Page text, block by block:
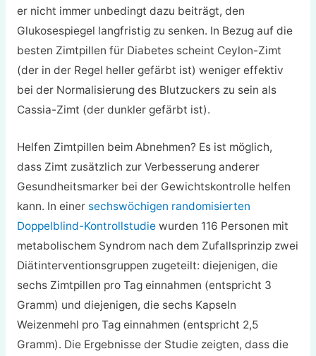
er nicht immer unbedingt dazu beiträgt, den
Glukosespiegel langfristig zu senken. In Bezug auf die
besten Zimtpillen für Diabetes scheint Ceylon-Zimt
(der in der Regel heller gefärbt ist) weniger effektiv
bei der Normalisierung des Blutzuckers zu sein als
Cassia-Zimt (der dunkler gefärbt ist).
Helfen Zimtpillen beim Abnehmen? Es ist möglich,
dass Zimt zusätzlich zur Verbesserung anderer
Gesundheitsmarker bei der Gewichtskontrolle helfen
kann. In einer sechswöchigen randomisierten
Doppelblind-Kontrollstudiewurden 116 Personen mit
metabolischem Syndrom nach dem Zufallsprinzip zwei
Diätinterventionsgruppen zugeteilt: diejenigen, die
sechs Zimtpillen pro Tag einnahmen (entspricht 3
Gramm) und diejenigen, die sechs Kapseln
Weizenmehl pro Tag einnahmen (entspricht 2,5
Gramm). Die Ergebnisse der Studie zeigten, dass die